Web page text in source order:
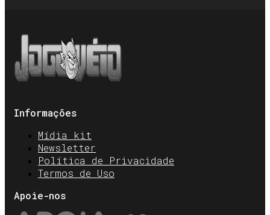
Informações
Mídia kit
Newsletter
Política de Privacidade
Termos de Uso
Apoie-nos